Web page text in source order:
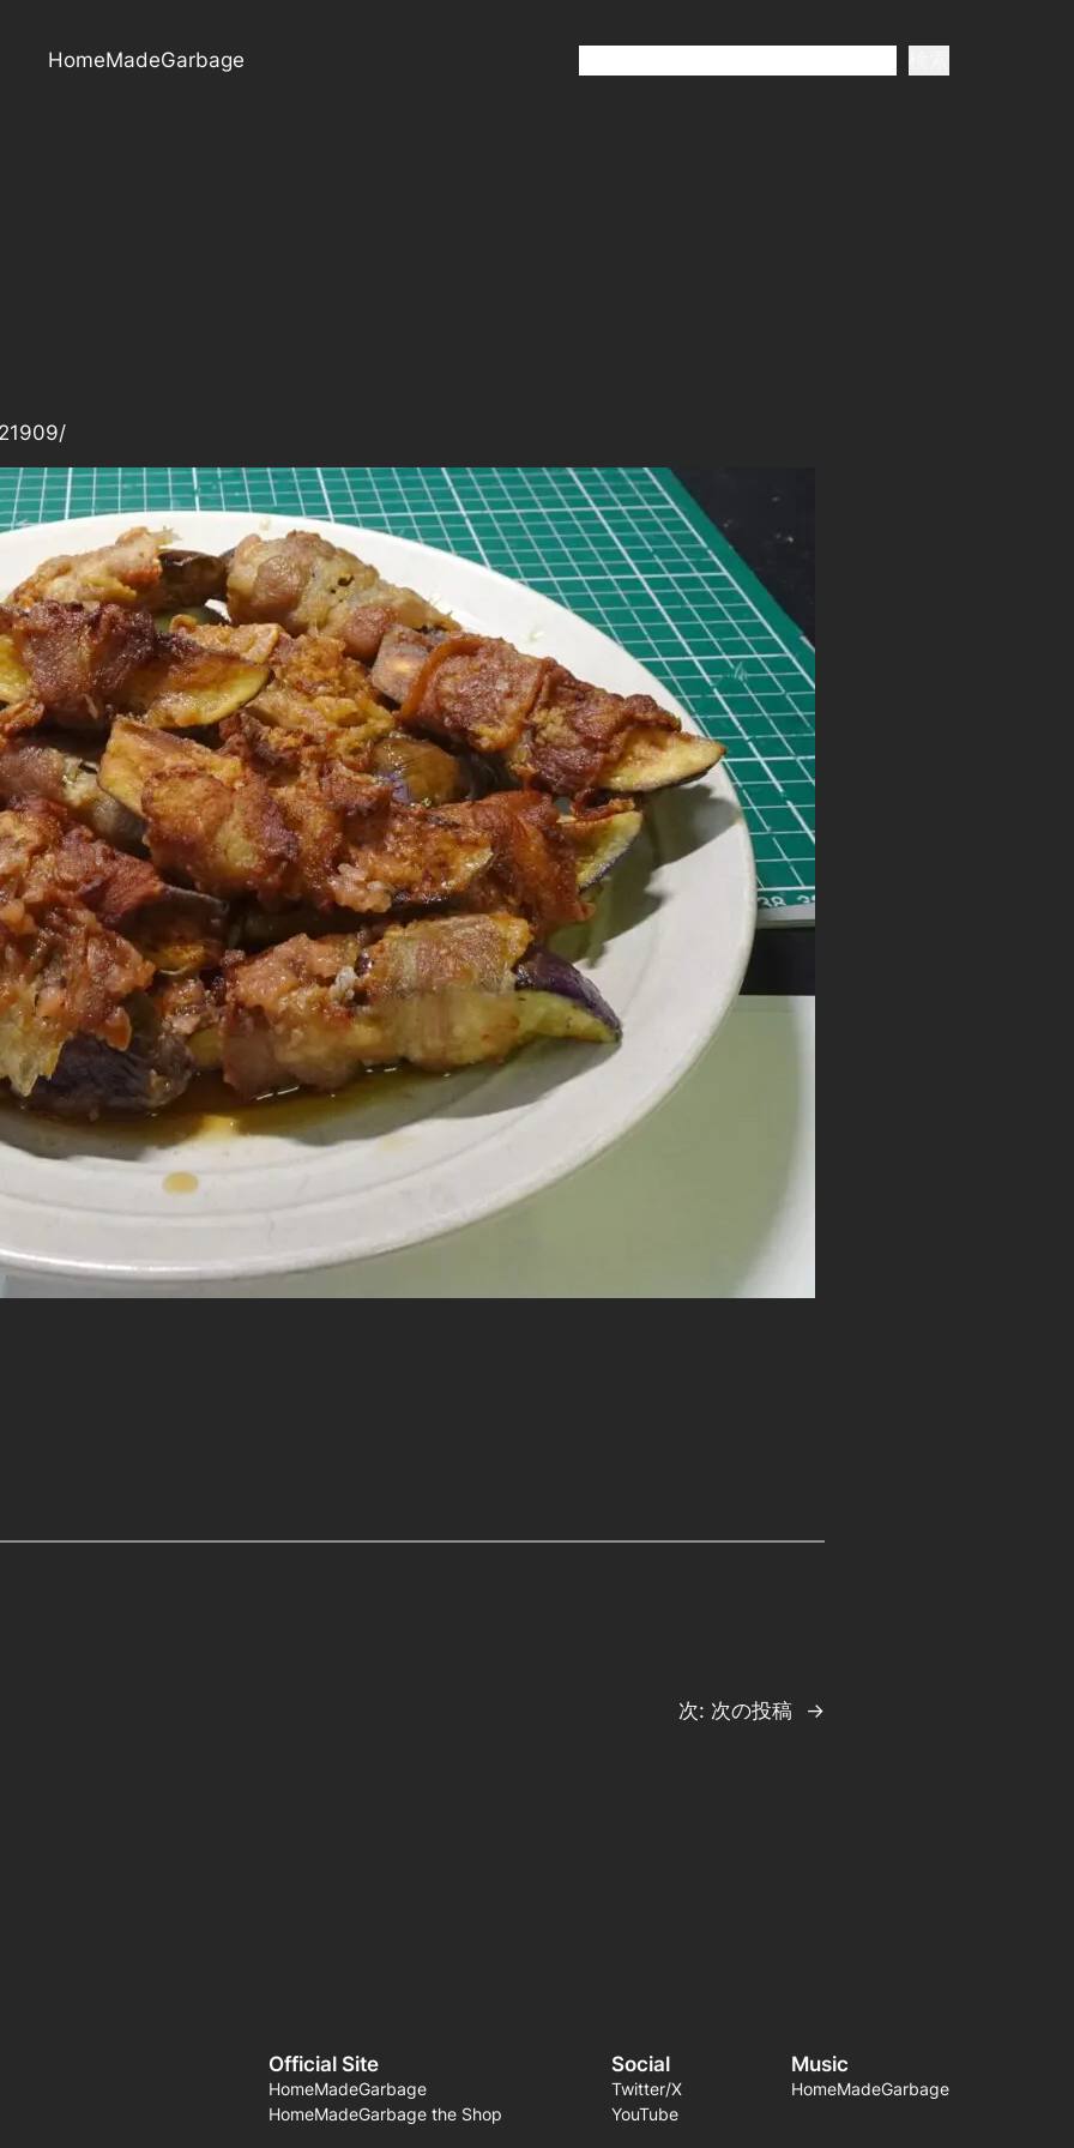
HomeMadeGarbage
次: 次の投稿 →
Official Site
HomeMadeGarbage
HomeMadeGarbage the Shop
Social
Twitter/X
YouTube
Music
HomeMadeGarbage